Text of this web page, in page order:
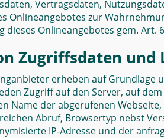
Vertragsdaten,
Onlineangebotes zur
Onlineangebotes gem. Art. 6
Zugriffsdaten und
erheben auf Grundlage
Zugriff auf den Server, auf
Name der abgerufenen
Abruf, Browsertyp nebst
IP-Adresse und der